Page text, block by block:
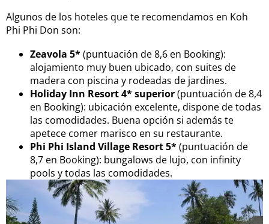
Algunos de los hoteles que te recomendamos en Koh
Phi Phi Don son:
Zeavola 5*(puntuación de 8,6 en Booking):
alojamiento muy buen ubicado, con suites de
madera con piscina y rodeadas de jardines.
Holiday Inn Resort 4* superior(puntuación de 8,4
en Booking): ubicación excelente, dispone de todas
las comodidades. Buena opción si además te
apetece comer marisco en su restaurante.
Phi Phi Island Village Resort 5*(puntuación de
8,7 en Booking): bungalows de lujo, con infinity
pools y todas las comodidades.